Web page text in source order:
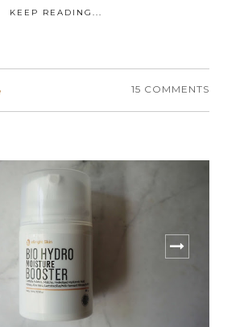
KEEP READING...
15 COMMENTS